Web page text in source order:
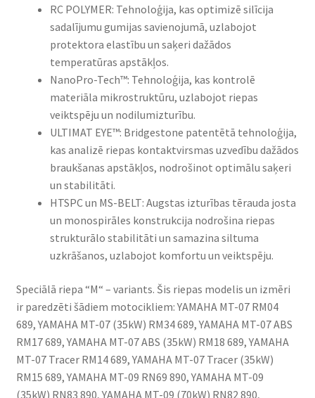
RC POLYMER: Tehnoloģija, kas optimizē silīcija
sadalījumu gumijas savienojumā, uzlabojot
protektora elastību un saķeri dažādos
temperatūras apstākļos.​
NanoPro-Tech™: Tehnoloģija, kas kontrolē
materiāla mikrostruktūru, uzlabojot riepas
veiktspēju un nodilumizturību.​
ULTIMAT EYE™: Bridgestone patentētā tehnoloģija,
kas analizē riepas kontaktvirsmas uzvedību dažādos
braukšanas apstākļos, nodrošinot optimālu saķeri
un stabilitāti.​
HTSPC un MS-BELT: Augstas izturības tērauda josta
un monospirāles konstrukcija nodrošina riepas
strukturālo stabilitāti un samazina siltuma
uzkrāšanos, uzlabojot komfortu un veiktspēju.​
Speciālā riepa “M“ – variants. Šis riepas modelis un izmēri
ir paredzēti šādiem motocikliem: YAMAHA MT-07 RM04
689, YAMAHA MT-07 (35kW) RM34 689, YAMAHA MT-07 ABS
RM17 689, YAMAHA MT-07 ABS (35kW) RM18 689, YAMAHA
MT-07 Tracer RM14 689, YAMAHA MT-07 Tracer (35kW)
RM15 689, YAMAHA MT-09 RN69 890, YAMAHA MT-09
(35kW) RN83 890, YAMAHA MT-09 (70kW) RN82 890,